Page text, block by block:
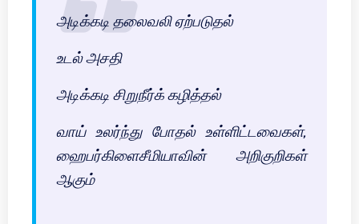
அடிக்கடி தலைவலி ஏற்படுதல்
உடல் அசதி
அடிக்கடி சிறுநீர்க் கழித்தல்
வாய் உலர்ந்து போதல் உள்ளிட்டவைகள்,
ஹைபர்கிளைசீமியாவின் அறிகுறிகள்
ஆகும்